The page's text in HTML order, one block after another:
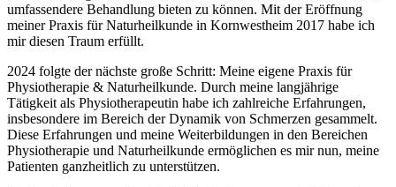
umfassendere Behandlung bieten zu können. Mit der Eröffnung
meiner Praxis für Naturheilkunde in Kornwestheim 2017 habe ich
mir diesen Traum erfüllt.
2024 folgte der nächste große Schritt: Meine eigene Praxis für
Physiotherapie & Naturheilkunde. Durch meine langjährige
Tätigkeit als Physiotherapeutin habe ich zahlreiche Erfahrungen,
insbesondere im Bereich der Dynamik von Schmerzen gesammelt.
Diese Erfahrungen und meine Weiterbildungen in den Bereichen
Physiotherapie und Naturheilkunde ermöglichen es mir nun, meine
Patienten ganzheitlich zu unterstützen.